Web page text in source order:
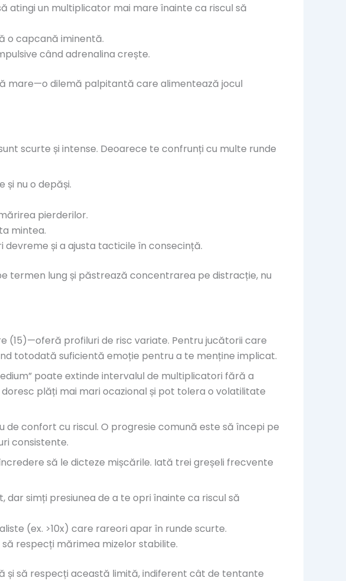
atingi un multiplicator mai mare înainte ca riscul să
o capcană iminentă.
când adrenalina crește.
mare—o dilemă palpitantă care alimentează jocul
scurte și intense. Deoarece te confrunți cu multe runde
și nu o depăși.
pierderilor.
mintea.
și a ajusta tacticile în consecință.
termen lung și păstrează concentrarea pe distracție, nu
(15)—oferă profiluri de risc variate. Pentru jucătorii care
totodată suficientă emoție pentru a te menține implicat.
poate extinde intervalul de multiplicatori fără a
plăți mai mari ocazional și pot tolera o volatilitate
de confort cu riscul. O progresie comună este să începi pe
consistente.
să le dicteze mișcările. Iată trei greșeli frecvente
dar simți presiunea de a te opri înainte ca riscul să
(ex. >10x) care rareori apar în runde scurte.
respecți mărimea mizelor stabilite.
și să respecți această limită, indiferent cât de tentante